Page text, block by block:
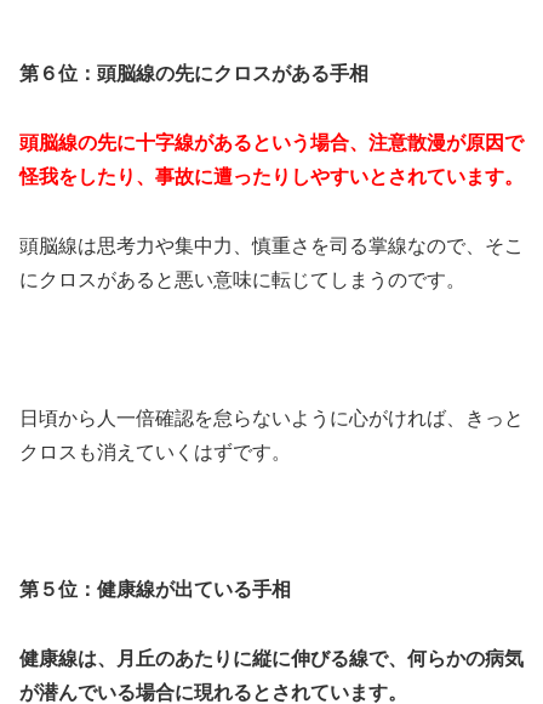
第６位：頭脳線の先にクロスがある手相
頭脳線の先に十字線があるという場合、注意散漫が原因で
怪我をしたり、事故に遭ったりしやすいとされています。
頭脳線は思考力や集中力、慎重さを司る掌線なので、そこ
にクロスがあると悪い意味に転じてしまうのです。
日頃から人一倍確認を怠らないように心がければ、きっと
クロスも消えていくはずです。
第５位：健康線が出ている手相
健康線は、月丘のあたりに縦に伸びる線で、何らかの病気
が潜んでいる場合に現れるとされています。